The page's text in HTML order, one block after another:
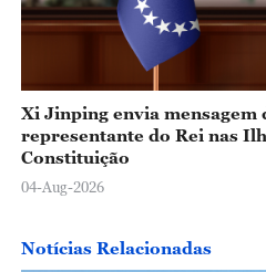
Xi Jinping envia mensagem
representante do Rei nas
Constituição
04-Aug-2026
Notícias Relacionadas